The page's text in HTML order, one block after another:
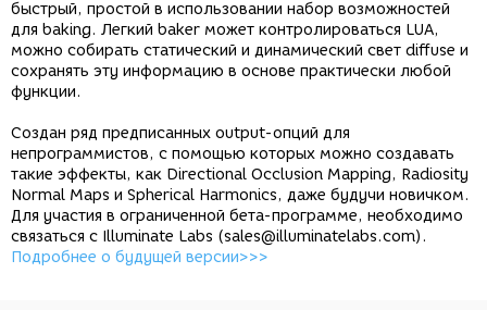
быстрый, простой в использовании набор возможностей
для baking. Легкий baker может контролироваться LUA,
можно собирать статический и динамический свет diffuse и
сохранять эту информацию в основе практически любой
функции.
Создан ряд предписанных output-опций для
непрограммистов, с помощью которых можно создавать
такие эффекты, как Directional Occlusion Mapping, Radiosity
Normal Maps и Spherical Harmonics, даже будучи новичком.
Для участия в ограниченной бета-программе, необходимо
связаться с Illuminate Labs (sales@illuminatelabs.com).
Подробнее о будущей версии>>>